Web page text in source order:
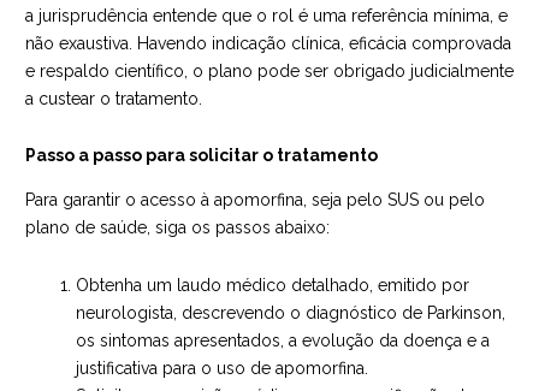
a jurisprudência entende que o rol é uma referência mínima, e
não exaustiva. Havendo indicação clínica, eficácia comprovada
e respaldo científico, o plano pode ser obrigado judicialmente
a custear o tratamento.
Passo a passo para solicitar o tratamento
Para garantir o acesso à apomorfina, seja pelo SUS ou pelo
plano de saúde, siga os passos abaixo:
Obtenha um laudo médico detalhado, emitido por
neurologista, descrevendo o diagnóstico de Parkinson,
os sintomas apresentados, a evolução da doença e a
justificativa para o uso de apomorfina.